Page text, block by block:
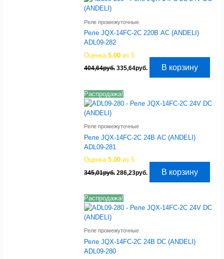
Реле промежуточные
Реле JQX-14FC-2C 220В AC (ANDELI)
ADL09-282
Оценка5.00 из 5
404,64руб. Первоначальная
404,64руб..
335,64руб. ТекущаяВ корзину
Распродажа!
Реле промежуточные
Реле JQX-14FC-2C 24В AC (ANDELI)
ADL09-281
Оценка5.00 из 5
345,01руб. Первоначальная
345,01руб..
286,23руб.
ТекущаяВ корзину
Распродажа!
Реле промежуточные
Реле JQX-14FC-2C 24В DC (ANDELI)
ADL09-280